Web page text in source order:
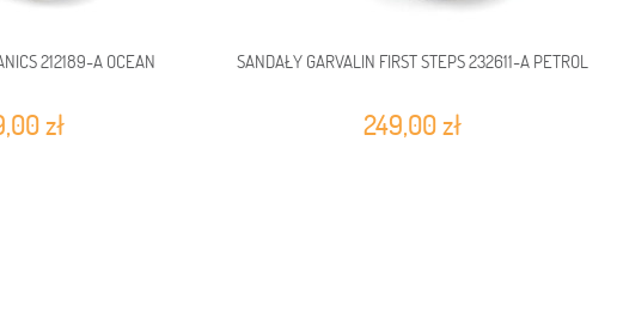
212189-A OCEAN
zł
SANDAŁY GARVALIN FIRST STEPS 232611-A PETROL
249,00 zł